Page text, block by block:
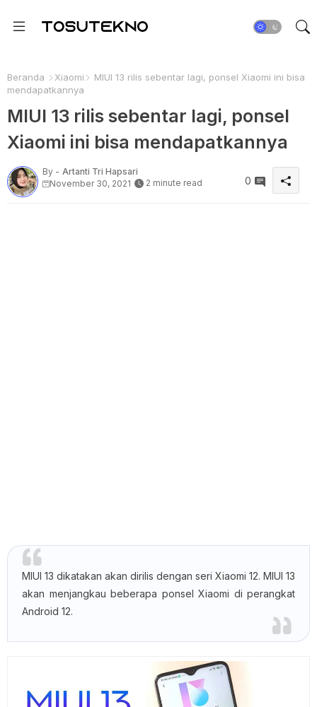
Beranda Xiaomi
MIUI 13 rilis sebentar lagi, ponsel Xiaomi ini bisa
mendapatkannya
MIUI 13 rilis sebentar lagi, ponsel
Xiaomi ini bisa mendapatkannya
By - Artanti Tri Hapsari
November 30, 2021
2 minute read 0
MIUI 13 dikatakan akan dirilis dengan seri Xiaomi 12. MIUI 13
akan menjangkau beberapa ponsel Xiaomi di perangkat
Android 12.